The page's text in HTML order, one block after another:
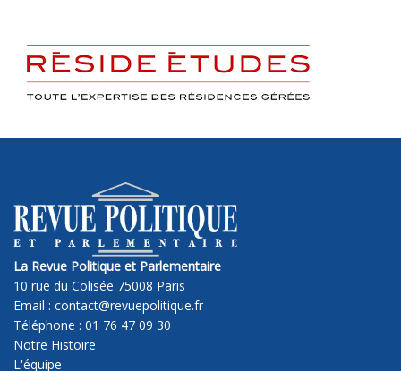
La Revue Politique et Parlementaire
10 rue du Colisée 75008 Paris
Email : contact@revuepolitique.fr
Téléphone : 01 76 47 09 30
Notre Histoire
L'équipe